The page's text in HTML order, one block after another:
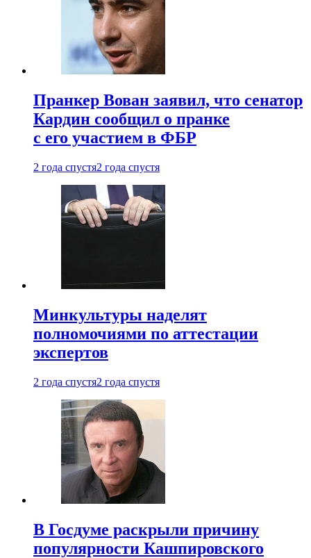
Пранкер Вован заявил, что сенатор
Кардин сообщил о пранке
с его участием в ФБР
2 года спустя2 года спустя
Минкультуры наделят
полномочиями по аттестации
экспертов
2 года спустя2 года спустя
В Госдуме раскрыли причину
популярности Кашпировского